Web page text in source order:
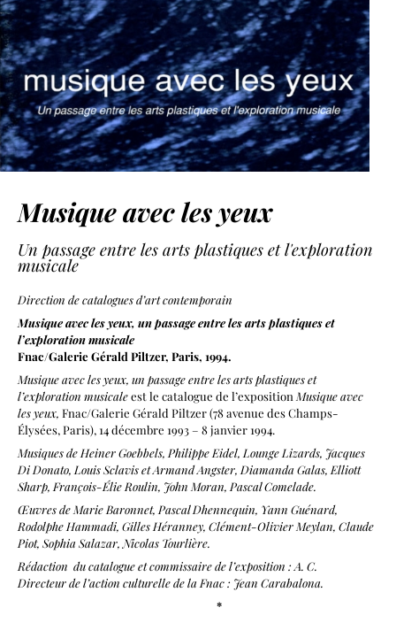
Musique avec les yeux
Un passage entre les arts plastiques et l'exploration
musicale
Direction de catalogues d’art contemporain
Musique avec les yeux, un passage entre les arts plastiques et
l’exploration musicale
Fnac/Galerie Gérald Piltzer, Paris, 1994.
Musique avec les yeux, un passage entre les arts plastiques et
l’exploration musicaleest le catalogue de l’exposition Musique avec
les yeux, Fnac/Galerie Gérald Piltzer (78 avenue des Champs-
Élysées,Paris), 14 décembre 1993 – 8 janvier 1994.
Musiques de Heiner Goebbels, Philippe Eidel, Lounge Lizards, Jacques
Di Donato, Louis Sclavis et Armand Angster, Diamanda Galas, Elliott
Sharp, François-Élie Roulin, John Moran, Pascal Comelade.
Œuvres de Marie Baronnet, Pascal Dhennequin, Yann Guénard,
Rodolphe Hammadi, Gilles Héranney, Clément-Olivier Meylan, Claude
Piot, Sophia Salazar, Nicolas Tourlière.
Rédaction du catalogue et commissaire de l’exposition : A. C.
Directeur de l’action culturelle de la Fnac : Jean Carabalona.
*